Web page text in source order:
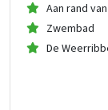
Aan rand
Zwembad
De